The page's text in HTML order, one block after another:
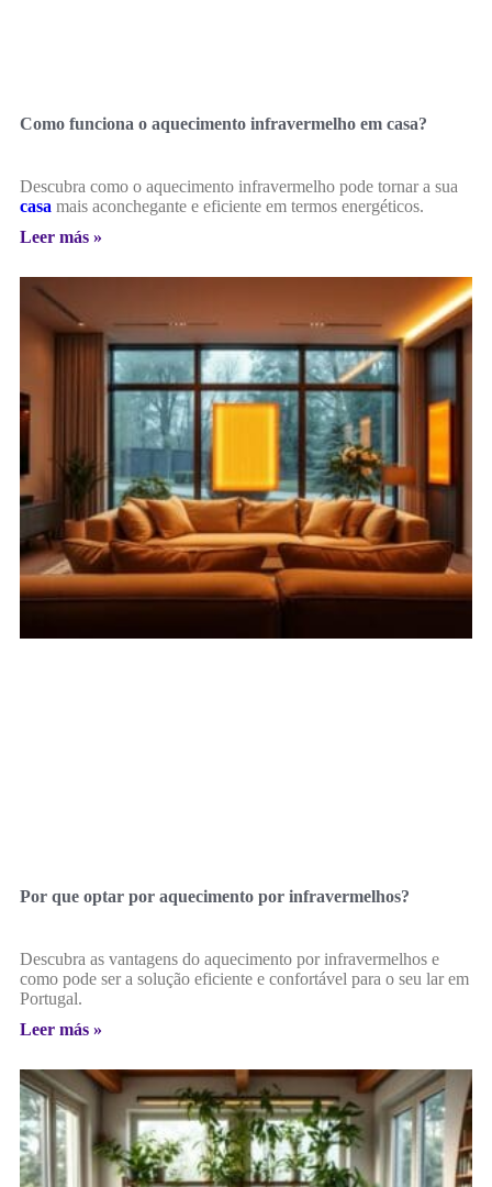
Como funciona o aquecimento infravermelho em casa?
Descubra como o aquecimento infravermelho pode tornar a sua
casa mais aconchegante e eficiente em termos energéticos.
Leer más »
Por que optar por aquecimento por infravermelhos?
Descubra as vantagens do aquecimento por infravermelhos e
como pode ser a solução eficiente e confortável para o seu lar em
Portugal.
Leer más »